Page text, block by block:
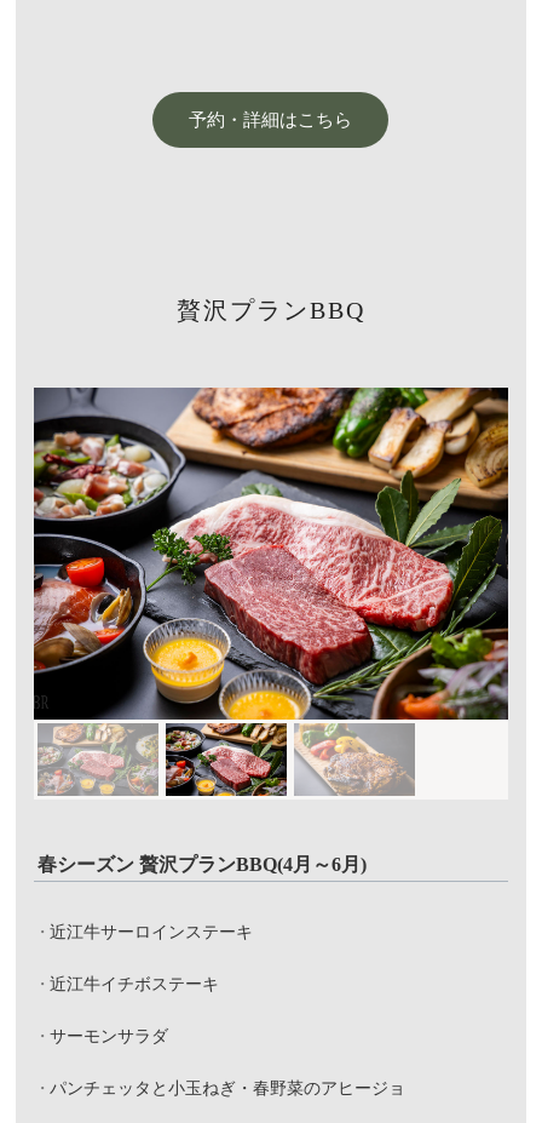
予約・詳細はこちら
贅沢プランBBQ
春シーズン 贅沢プランBBQ(4月～6月)
近江牛サーロインステーキ
近江牛イチボステーキ
サーモンサラダ
パンチェッタと小玉ねぎ・春野菜のアヒージョ